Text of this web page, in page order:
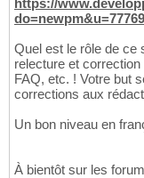
https://
Quel est le rôle de ce
relecture et
FAQ, etc. ! Votre but
corrections aux
Un bon niveau en
À bientôt sur les